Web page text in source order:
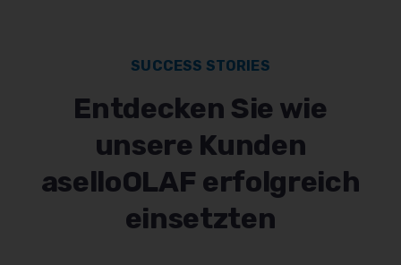
SUCCESS STORIES
Entdecken Sie wie
unsere Kunden
aselloOLAF erfolgreich
einsetzten